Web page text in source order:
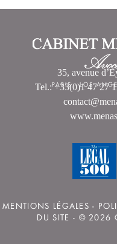
PARIS-LOS
35, avenue
Tel.: +33(0)1 47 27
MENTIONS LÉGALES -
DU SITE - © 2026